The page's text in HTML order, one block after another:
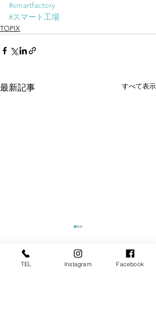
#smartfactory
#スマート工場
TOPIX
最新記事 すべて表示
コメント
TEL Instagram Facebook